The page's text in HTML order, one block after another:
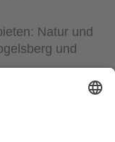
Natur und
und